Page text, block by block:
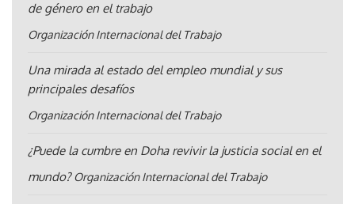
de género en el trabajo
Organización Internacional del Trabajo
Una mirada al estado del empleo mundial y sus
principales desafíos
Organización Internacional del Trabajo
¿Puede la cumbre en Doha revivir la justicia social en el
mundo? Organización Internacional del Trabajo